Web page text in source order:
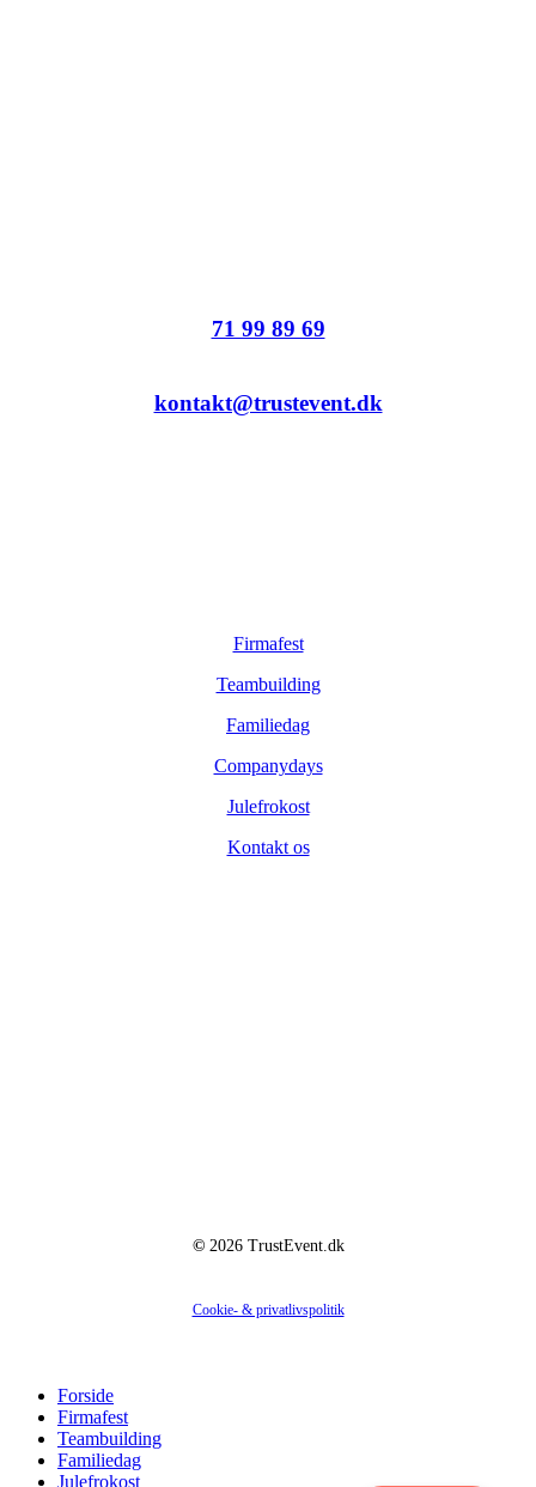
71 99 89 69
kontakt@trustevent.dk
Firmafest
Teambuilding
Familiedag
Companydays
Julefrokost
Kontakt os
© 2026TrustEvent.dk
Cookie- & privatlivspolitik
Close
Menu
Forside
Firmafest
Teambuilding
Familiedag
Julefrokost